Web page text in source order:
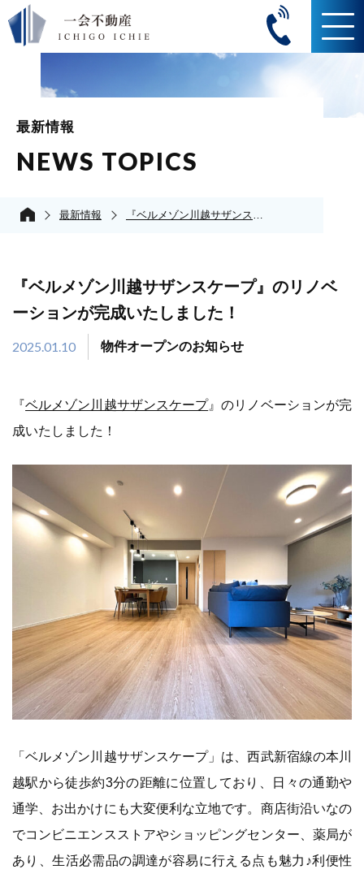
最新情報
NEWS TOPICS
最新情報 『ベルメゾン川越サザンスケープ』のリノベーションが完成いたしました！
『ベルメゾン川越サザンスケープ』のリノベ
ーションが完成いたしました！
2025.01.10 物件オープンのお知らせ
『ベルメゾン川越サザンスケープ』のリノベーションが完
成いたしました！
「ベルメゾン川越サザンスケープ」は、西武新宿線の本川
越駅から徒歩約3分の距離に位置しており、日々の通勤や
通学、お出かけにも大変便利な立地です。商店街沿いなの
でコンビニエンスストアやショッピングセンター、薬局が
あり、生活必需品の調達が容易に行える点も魅力♪利便性